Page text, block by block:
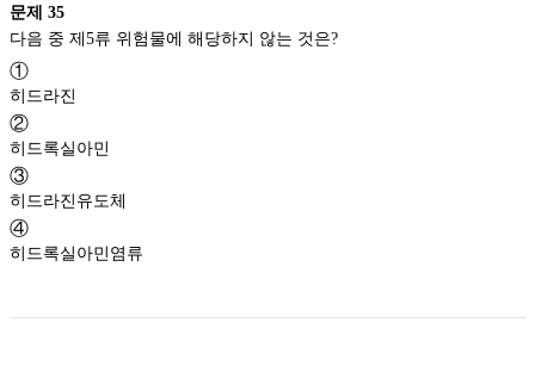
문제 35
①
히드라진
②
히드록실아민
③
히드라진유도체
④
히드록실아민염류